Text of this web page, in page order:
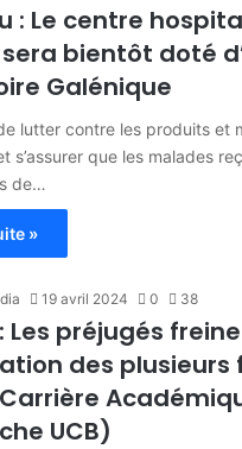
: Le centre
bientôt doté
Galénique
lutter contre les produits et
s’assurer que les malades
de…
»
19 avril 2024 0 38
Les préjugés
des plusieurs
UCB)